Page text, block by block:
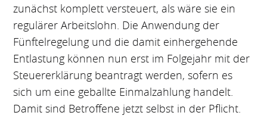
zunächst komplett versteuert, als wäre sie ein
regulärer Arbeitslohn. Die Anwendung der
Fünftelregelung und die damit einhergehende
Entlastung können nun erst im Folgejahr mit der
Steuererklärung beantragt werden, sofern es
sich um eine geballte Einmalzahlung handelt.
Damit sind Betroffene jetzt selbst in der Pflicht.